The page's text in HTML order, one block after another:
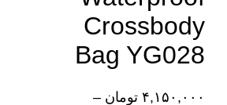
Crossbody
Bag YG028
۴,۱۵۰,۰۰۰ تومان –